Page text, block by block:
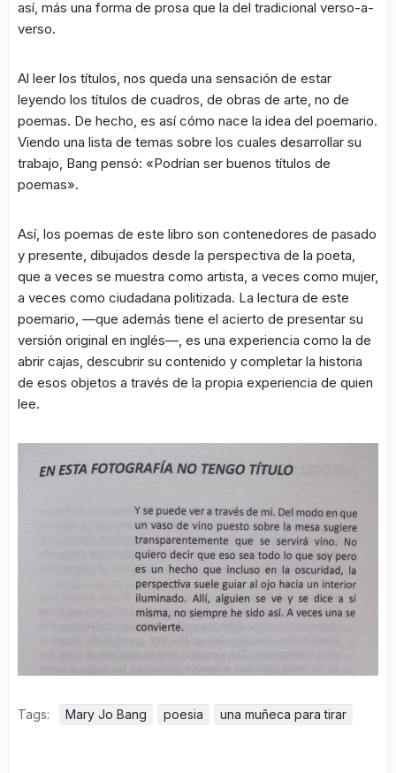
así, más una forma de prosa que la del tradicional verso-a-
verso.
Al leer los títulos, nos queda una sensación de estar
leyendo los títulos de cuadros, de obras de arte, no de
poemas. De hecho, es así cómo nace la idea del poemario.
Viendo una lista de temas sobre los cuales desarrollar su
trabajo, Bang pensó: «Podrían ser buenos títulos de
poemas».
Así, los poemas de este libro son contenedores de pasado
y presente, dibujados desde la perspectiva de la poeta,
que a veces se muestra como artista, a veces como mujer,
a veces como ciudadana politizada. La lectura de este
poemario, —que además tiene el acierto de presentar su
versión original en inglés—, es una experiencia como la de
abrir cajas, descubrir su contenido y completar la historia
de esos objetos a través de la propia experiencia de quien
lee.
Tags: Mary Jo Bang poesia una muñeca para tirar